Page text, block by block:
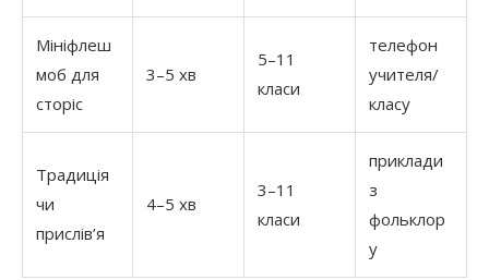
Мініфлеш
моб для
сторіс
3–5 хв
5–11
класи
телефон
учителя/
класу
Традиція
чи
прислів’я
4–5 хв
3–11
класи
приклади
з
фольклор
у